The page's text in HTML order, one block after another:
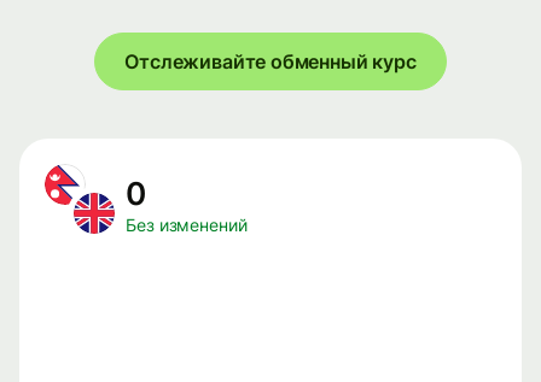
Отслеживайте обменный курс
0
Без изменений